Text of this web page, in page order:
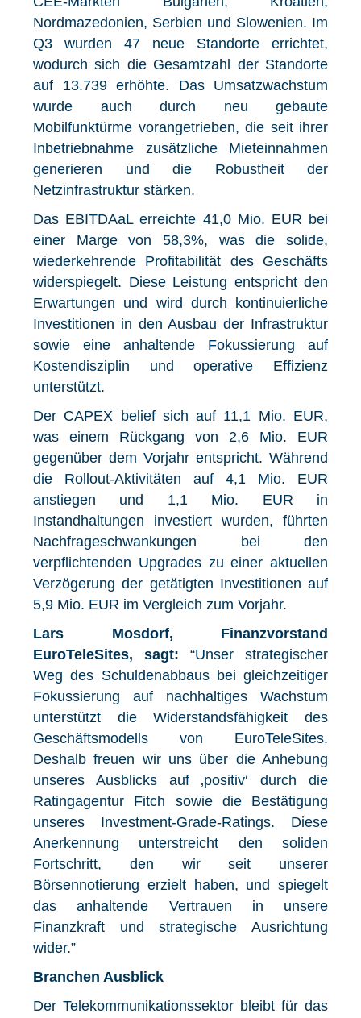
Nordmazedonien, Serbien und Slowenien. Im
Q3 wurden 47 neue Standorte errichtet,
wodurch sich die Gesamtzahl der Standorte
auf 13.739 erhöhte. Das Umsatzwachstum
wurde auch durch neu gebaute
Mobilfunktürme vorangetrieben, die seit ihrer
Inbetriebnahme zusätzliche Mieteinnahmen
generieren und die Robustheit der
Netzinfrastruktur stärken.
Das EBITDAaL erreichte 41,0 Mio. EUR bei
einer Marge von 58,3%, was die solide,
wiederkehrende Profitabilität des Geschäfts
widerspiegelt. Diese Leistung entspricht den
Erwartungen und wird durch kontinuierliche
Investitionen in den Ausbau der Infrastruktur
sowie eine anhaltende Fokussierung auf
Kostendisziplin und operative Effizienz
unterstützt.
Der CAPEX belief sich auf 11,1 Mio. EUR,
was einem Rückgang von 2,6 Mio. EUR
gegenüber dem Vorjahr entspricht. Während
die Rollout-Aktivitäten auf 4,1 Mio. EUR
anstiegen und 1,1 Mio. EUR in
Instandhaltungen investiert wurden, führten
Nachfrageschwankungen bei den
verpflichtenden Upgrades zu einer aktuellen
Verzögerung der getätigten Investitionen auf
5,9 Mio. EUR im Vergleich zum Vorjahr.
Lars Mosdorf, Finanzvorstand
EuroTeleSites, sagt: “Unser strategischer
Weg des Schuldenabbaus bei gleichzeitiger
Fokussierung auf nachhaltiges Wachstum
unterstützt die Widerstandsfähigkeit des
Geschäftsmodells von EuroTeleSites.
Deshalb freuen wir uns über die Anhebung
unseres Ausblicks auf ‚positiv‘ durch die
Ratingagentur Fitch sowie die Bestätigung
unseres Investment-Grade-Ratings. Diese
Anerkennung unterstreicht den soliden
Fortschritt, den wir seit unserer
Börsennotierung erzielt haben, und spiegelt
das anhaltende Vertrauen in unsere
Finanzkraft und strategische Ausrichtung
wider.”
Branchen Ausblick
Der Telekommunikationssektor bleibt für das